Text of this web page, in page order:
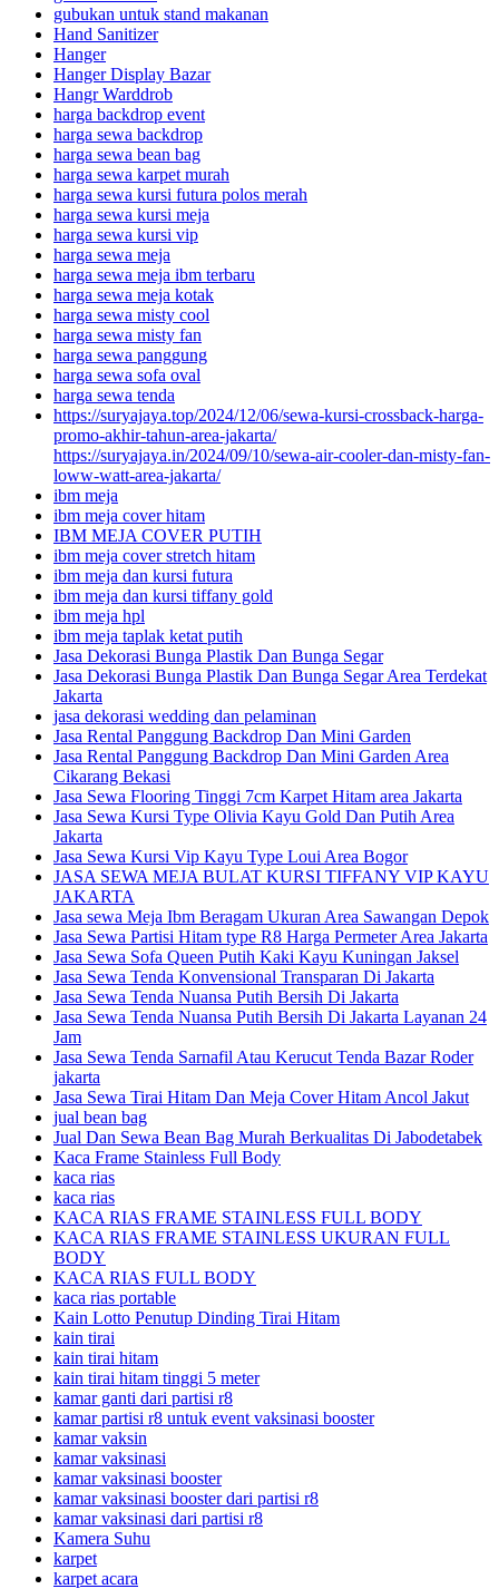
gubukan untuk stand makanan
Hand Sanitizer
Hanger
Hanger Display Bazar
Hangr Warddrob
harga backdrop event
harga sewa backdrop
harga sewa bean bag
harga sewa karpet murah
harga sewa kursi futura polos merah
harga sewa kursi meja
harga sewa kursi vip
harga sewa meja
harga sewa meja ibm terbaru
harga sewa meja kotak
harga sewa misty cool
harga sewa misty fan
harga sewa panggung
harga sewa sofa oval
harga sewa tenda
https://suryajaya.top/2024/12/06/sewa-kursi-crossback-harga-
promo-akhir-tahun-area-jakarta/
https://suryajaya.in/2024/09/10/sewa-air-cooler-dan-misty-fan-
loww-watt-area-jakarta/
ibm meja
ibm meja cover hitam
IBM MEJA COVER PUTIH
ibm meja cover stretch hitam
ibm meja dan kursi futura
ibm meja dan kursi tiffany gold
ibm meja hpl
ibm meja taplak ketat putih
Jasa Dekorasi Bunga Plastik Dan Bunga Segar
Jasa Dekorasi Bunga Plastik Dan Bunga Segar Area Terdekat
Jakarta
jasa dekorasi wedding dan pelaminan
Jasa Rental Panggung Backdrop Dan Mini Garden
Jasa Rental Panggung Backdrop Dan Mini Garden Area
Cikarang Bekasi
Jasa Sewa Flooring Tinggi 7cm Karpet Hitam area Jakarta
Jasa Sewa Kursi Type Olivia Kayu Gold Dan Putih Area
Jakarta
Jasa Sewa Kursi Vip Kayu Type Loui Area Bogor
JASA SEWA MEJA BULAT KURSI TIFFANY VIP KAYU
JAKARTA
Jasa sewa Meja Ibm Beragam Ukuran Area Sawangan Depok
Jasa Sewa Partisi Hitam type R8 Harga Permeter Area Jakarta
Jasa Sewa Sofa Queen Putih Kaki Kayu Kuningan Jaksel
Jasa Sewa Tenda Konvensional Transparan Di Jakarta
Jasa Sewa Tenda Nuansa Putih Bersih Di Jakarta
Jasa Sewa Tenda Nuansa Putih Bersih Di Jakarta Layanan 24
Jam
Jasa Sewa Tenda Sarnafil Atau Kerucut Tenda Bazar Roder
jakarta
Jasa Sewa Tirai Hitam Dan Meja Cover Hitam Ancol Jakut
jual bean bag
Jual Dan Sewa Bean Bag Murah Berkualitas Di Jabodetabek
Kaca Frame Stainless Full Body
kaca rias
kaca rias
KACA RIAS FRAME STAINLESS FULL BODY
KACA RIAS FRAME STAINLESS UKURAN FULL
BODY
KACA RIAS FULL BODY
kaca rias portable
Kain Lotto Penutup Dinding Tirai Hitam
kain tirai
kain tirai hitam
kain tirai hitam tinggi 5 meter
kamar ganti dari partisi r8
kamar partisi r8 untuk event vaksinasi booster
kamar vaksin
kamar vaksinasi
kamar vaksinasi booster
kamar vaksinasi booster dari partisi r8
kamar vaksinasi dari partisi r8
Kamera Suhu
karpet
karpet acara